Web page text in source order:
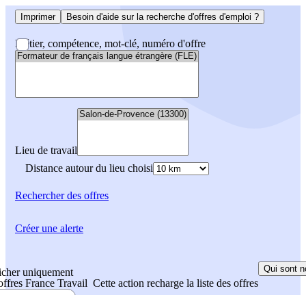
Imprimer Besoin d'aide sur la recherche d'offres d'emploi ?
Métier, compétence, mot-clé, numéro d'offre
Lieu de travail
Distance autour du lieu choisi
Rechercherdes offres
uniquement
France Travail Cette action recharge la liste des offres
Qui sont
Créer une alerte